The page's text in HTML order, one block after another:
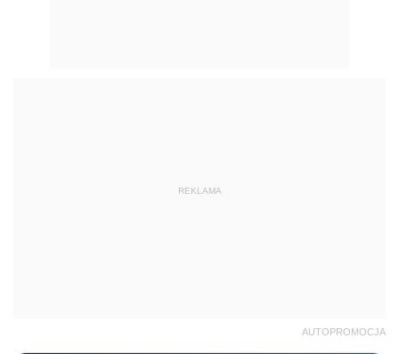
REKLAMA
AUTOPROMOCJA